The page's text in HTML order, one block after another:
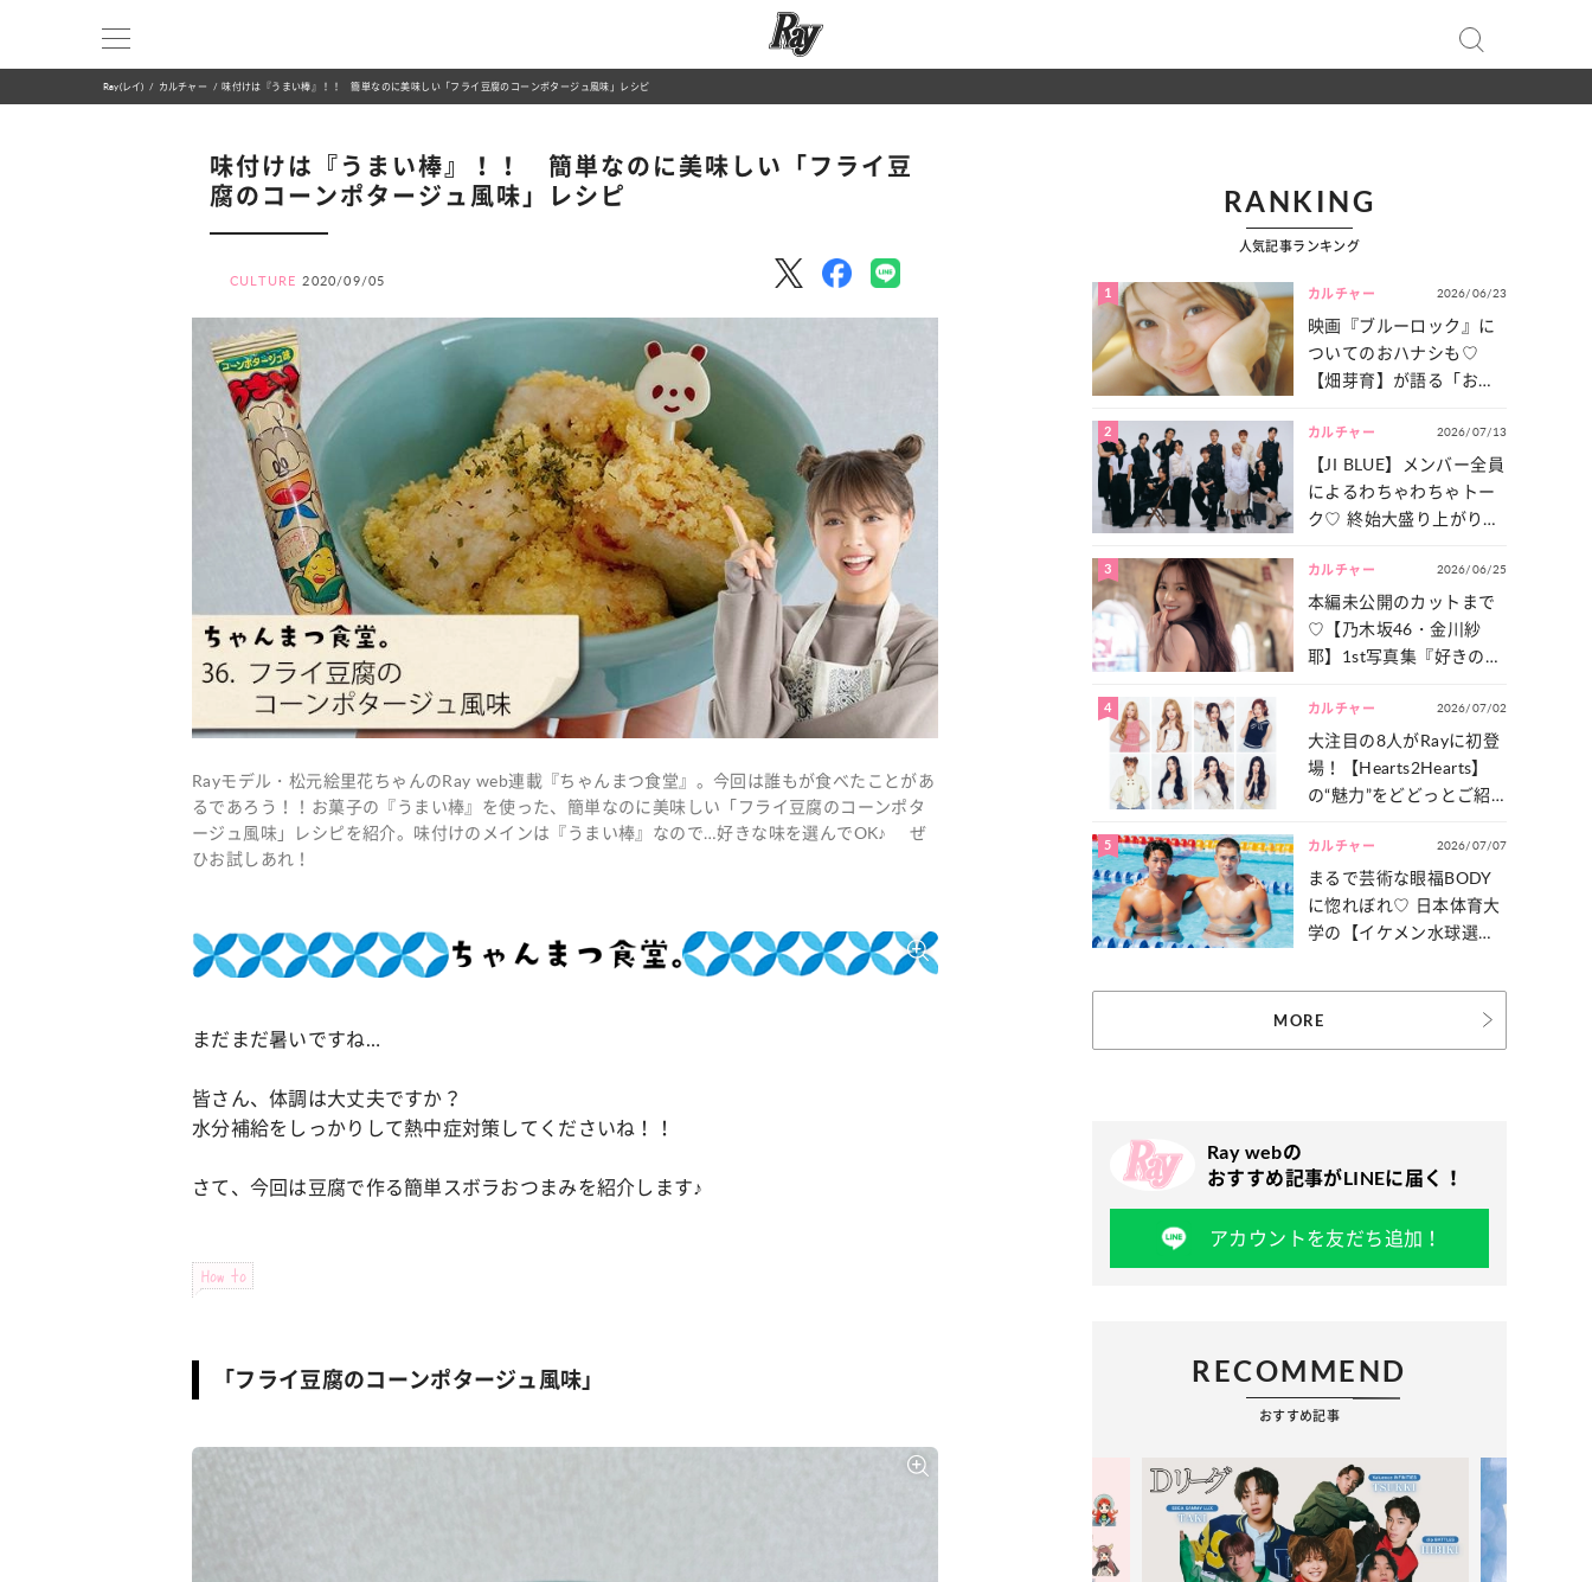
Ray(レイ) カルチャー 味付けは『うまい棒』！！ 簡単なのに美味しい「フライ豆腐のコーンポタージュ風味」レシピ
味付けは『うまい棒』！！ 簡単なのに美味しい「フライ豆
腐のコーンポタージュ風味」レシピ
CULTURE 2020/09/05
Rayモデル・松元絵里花ちゃんのRay web連載『ちゃんまつ食堂』。今回は誰もが食べたことがあ
るであろう！！お菓子の『うまい棒』を使った、簡単なのに美味しい「フライ豆腐のコーンポタ
ージュ風味」レシピを紹介。味付けのメインは『うまい棒』なので…好きな味を選んでOK♪ ぜ
ひお試しあれ！
まだまだ暑いですね…
皆さん、体調は大丈夫ですか？
水分補給をしっかりして熱中症対策してくださいね！！
さて、今回は豆腐で作る簡単スボラおつまみを紹介します♪
How to
「フライ豆腐のコーンポタージュ風味」
RANKING
人気記事ランキング
1 カルチャー 2026/06/23
映画『ブルーロック』に
ついてのおハナシも♡
【畑芽育】が語る「お仕
は？
2 カルチャー 2026/07/13
【JI BLUE】メンバー全員
によるわちゃわちゃトー
ク♡ 終始大盛り上がりだ
一気見せ！
3 カルチャー 2026/06/25
本編未公開のカットまで
♡【乃木坂46・金川紗
耶】1st写真集『好きのグ
たっぷりとお届け！
4 カルチャー 2026/07/02
大注目の8人がRayに初登
場！【Hearts2Hearts】
の“魅力”をどどっとご紹
5 カルチャー 2026/07/07
まるで芸術な眼福BODY
に惚れぼれ♡ 日本体育大
学の【イケメン水球選
MORE
Ray webの
おすすめ記事がLINEに届く！
アカウントを友だち追加！
RECOMMEND
おすすめ記事